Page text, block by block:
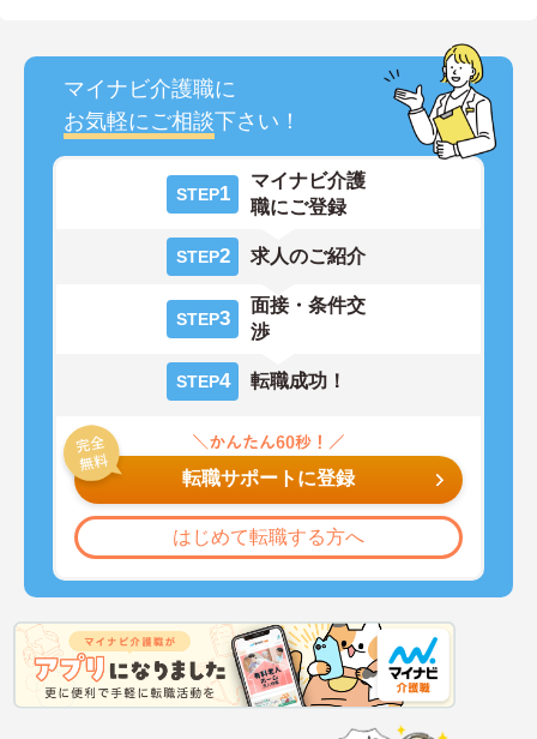
マイナビ介護職に
お気軽にご相談下さい！
STEP1
マイナビ介護
職にご登録
STEP2 求人のご紹介
STEP3
面接・条件交
渉
STEP4 転職成功！
転職サポートに登録
はじめて転職する方へ